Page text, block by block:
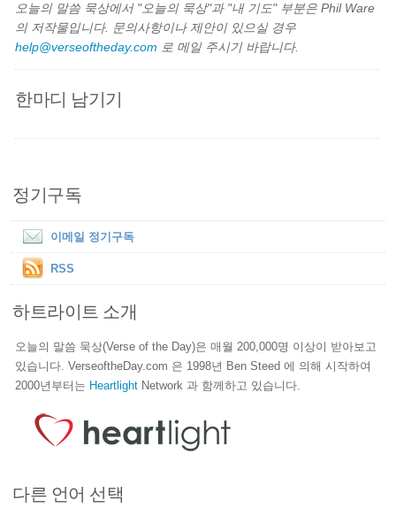
오늘의 말씀 묵상에서 "오늘의 묵상"과 "내 기도" 부분은 Phil Ware
의 저작물입니다. 문의사항이나 제안이 있으실 경우
help@verseoftheday.com 로 메일 주시기 바랍니다.
한마디 남기기
정기구독
이메일 정기구독
RSS
하트라이트 소개
오늘의 말씀 묵상(Verse of the Day)은 매월 200,000명 이상이 받아보고
있습니다. VerseoftheDay.com 은 1998년 Ben Steed 에 의해 시작하여
2000년부터는 Heartlight Network 과 함께하고 있습니다.
다른 언어 선택